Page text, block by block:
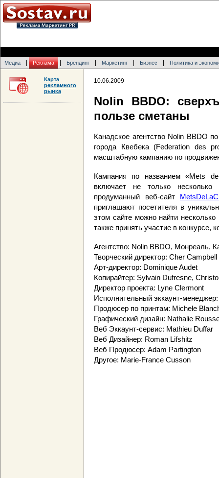
Медиа Реклама Брендинг Маркетинг Бизнес Политика и
10.06.2009
Nolin BBDO:
пользе сметаны
Канадское агентство Nolin BBDO
города Квебека (Federation des
масштабную кампанию по
Кампания по названием «Mets
включает не только
продуманный веб-сайт
приглашают посетителя в
этом сайте можно найти
также принять участие в конкурсе,
Агентство: Nolin BBDO, Монреаль,
Творческий директор: Cher Campbell
Арт-директор: Dominique Audet
Копирайтер: Sylvain Dufresne,
Директор проекта: Lyne Clermont
Исполнительный эккаунт-
Продюсер по принтам: Michele
Графический дизайн: Nathalie
Веб Эккаунт-сервис: Mathieu Duffar
Веб Дизайнер: Roman Lifshitz
Веб Продюсер: Adam Partington
Другое: Marie-France Cusson
Карта
рекламного
рынка